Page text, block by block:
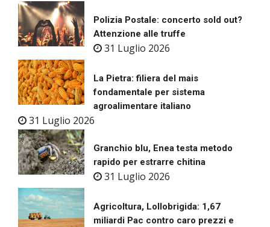
Polizia Postale: concerto sold out?
Attenzione alle truffe
31 Luglio 2026
La Pietra: filiera del mais
fondamentale per sistema
agroalimentare italiano
31 Luglio 2026
Granchio blu, Enea testa metodo
rapido per estrarre chitina
31 Luglio 2026
Agricoltura, Lollobrigida: 1,67
miliardi Pac contro caro prezzi e